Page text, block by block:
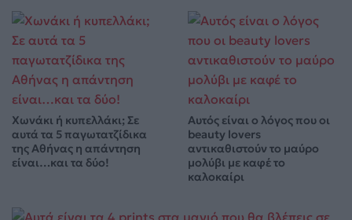
Χωνάκι ή κυπελλάκι; Σε
αυτά τα 5 παγωτατζίδικα
της Αθήνας η απάντηση
είναι…και τα δύο!
Αυτός είναι ο λόγος που οι
beauty lovers
αντικαθιστούν το μαύρο
μολύβι με καφέ το
καλοκαίρι